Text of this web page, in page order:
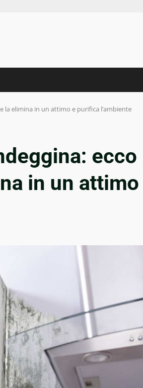
la elimina in un attimo e purifica l’ambiente
ecco
in un attimo